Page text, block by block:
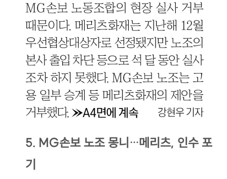
5. MG손보 노조 몽니…메리츠, 인수 포
기